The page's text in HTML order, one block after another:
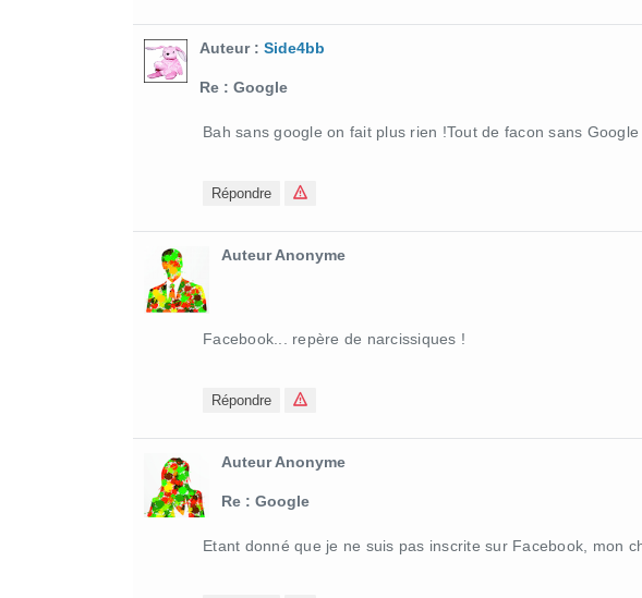
Auteur : Side4bb
Re : Google
Bah sans google on fait plus rien !Tout de facon sans
Répondre
Auteur Anonyme
Facebook... repère de narcissiques !
Répondre
Auteur Anonyme
Re : Google
Etant donné que je ne suis pas inscrite sur Facebook, mon